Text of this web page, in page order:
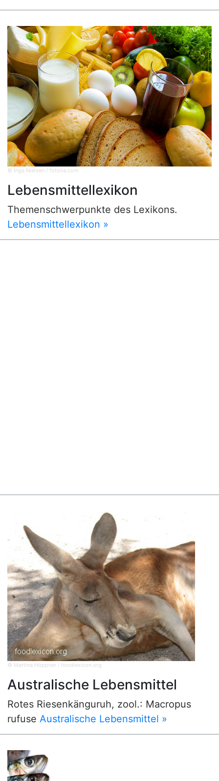
© Inga Nielsen / fotolia.com
Lebensmittellexikon
Themenschwerpunkte des Lexikons.
Lebensmittellexikon »
© Martina Höppner / foodlexicon.org
Australische Lebensmittel
Rotes Riesenkänguruh, zool.: Macropus
rufuse Australische Lebensmittel »